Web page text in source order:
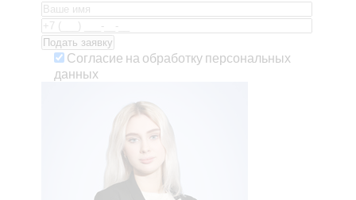
Согласие на обработку персональных
данных